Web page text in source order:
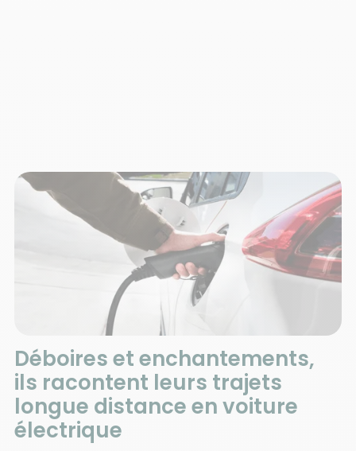
Déboires et enchantements,
ils racontent leurs trajets
longue distance en voiture
électrique